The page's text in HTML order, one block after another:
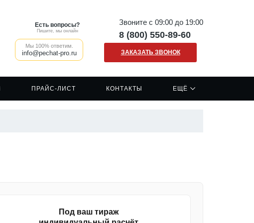
Есть вопросы?
Пишите, мы онлайн
Мы 100% ответим.
info@pechat-pro.ru
Звоните с 09:00 до 19:00
8 (800) 550-89-60
ЗАКАЗАТЬ ЗВОНОК
ПРАЙС-ЛИСТ КОНТАКТЫ ЕЩЁ
Под ваш тираж